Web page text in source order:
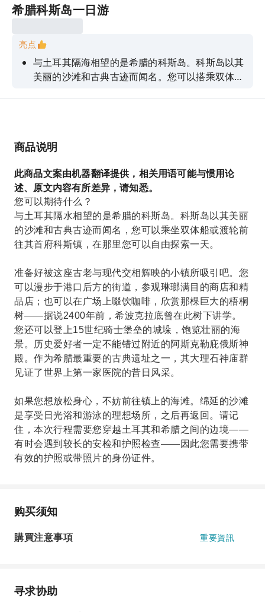
希腊科斯岛一日游
亮点
与土耳其隔海相望的是希腊的科斯岛。科斯岛以其
美丽的沙滩和古典古迹而闻名。您可以搭乘双体船
——据说2400年前，希波克拉底曾在树下讲学。
海景。历史爱好者一定不能错过附近的阿斯克勒庇
俄斯神殿。作为希腊最重要的古典遗址之一，其大
理石神庙标志著世界上第一家医院的所在地。如果
您想放松身心，不妨前往镇上的海滩。绵延的沙滩
是享受日光浴和游泳的理想场所，之后再返回。记
住，你需要过境——
商品说明
此商品文案由机器翻译提供，相关用语可能与惯用论
述、原文内容有所差异，请知悉。
您可以期待什么？
与土耳其隔水相望的是希腊的科斯岛。科斯岛以其美丽
的沙滩和古典古迹而闻名，您可以乘坐双体船或渡轮前
往其首府科斯镇，在那里您可以自由探索一天。
准备好被这座古老与现代交相辉映的小镇所吸引吧。您
可以漫步于港口后方的街道，参观琳瑯满目的商店和精
品店；也可以在广场上啜饮咖啡，欣赏那棵巨大的梧桐
树——据说2400年前，希波克拉底曾在此树下讲学。
您还可以登上15世纪骑士堡垒的城垛，饱览壮丽的海
景。历史爱好者一定不能错过附近的阿斯克勒庇俄斯神
殿。作为希腊最重要的古典遗址之一，其大理石神庙群
见证了世界上第一家医院的昔日风采。
如果您想放松身心，不妨前往镇上的海滩。绵延的沙滩
是享受日光浴和游泳的理想场所，之后再返回。请记
住，本次行程需要您穿越土耳其和希腊之间的边境——
有时会遇到较长的安检和护照检查——因此您需要携带
有效的护照或带照片的身份证件。
购买须知
購買注意事項 重要資訊
寻求协助